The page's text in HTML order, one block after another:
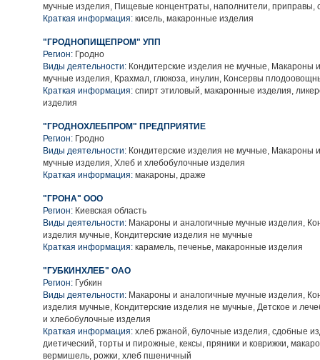
мучные изделия, Пищевые концентраты, наполнители, приправы,
Краткая информация: кисель, макаронные изделия
"ГРОДНОПИЩЕПРОМ" УПП
Регион: Гродно
Виды деятельности: Кондитерские изделия не мучные, Макароны
мучные изделия, Крахмал, глюкоза, инулин, Консервы
Краткая информация: спирт этиловый, макаронные изделия,
изделия
"ГРОДНОХЛЕБПРОМ" ПРЕДПРИЯТИЕ
Регион: Гродно
Виды деятельности: Кондитерские изделия не мучные, Макароны
мучные изделия, Хлеб и хлебобулочные изделия
Краткая информация: макароны, драже
"ГРОНА" ООО
Регион: Киевская область
Виды деятельности: Макароны и аналогичные мучные изделия,
изделия мучные, Кондитерские изделия не мучные
Краткая информация: карамель, печенье, макаронные изделия
"ГУБКИНХЛЕБ" ОАО
Регион: Губкин
Виды деятельности: Макароны и аналогичные мучные изделия,
изделия мучные, Кондитерские изделия не мучные, Детское и
и хлебобулочные изделия
Краткая информация: хлеб ржаной, булочные изделия, сдобные
диетический, торты и пирожные, кексы, пряники и коврижки,
вермишель, рожки, хлеб пшеничный